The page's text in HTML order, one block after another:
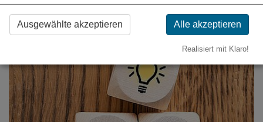
Ausgewählte akzeptieren Alle akzeptieren
Realisiert mit Klaro!